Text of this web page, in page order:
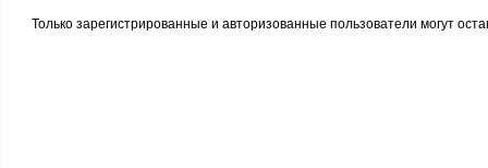
Только зарегистрированные и авторизованные пользователи могут